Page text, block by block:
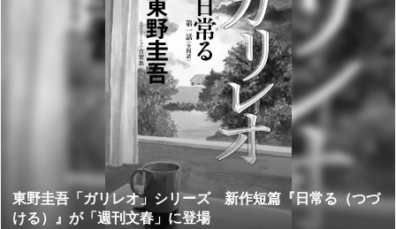
東野圭吾「ガリレオ」シリーズ 新作短篇『日常る（つづ
ける）』が「週刊文春」に登場